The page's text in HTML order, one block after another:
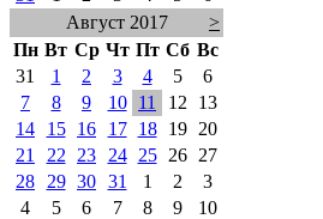
Август 2017
>
Пн Вт Ср Чт Пт Сб Вс
31
1 2 3 4 5
6
7
8 9 10 11 12
13
14
15 16 17 18 19
20
21
22 23 24 25 26
27
28
29 30 31 1 2
3
4
5 6 7 8 9
10